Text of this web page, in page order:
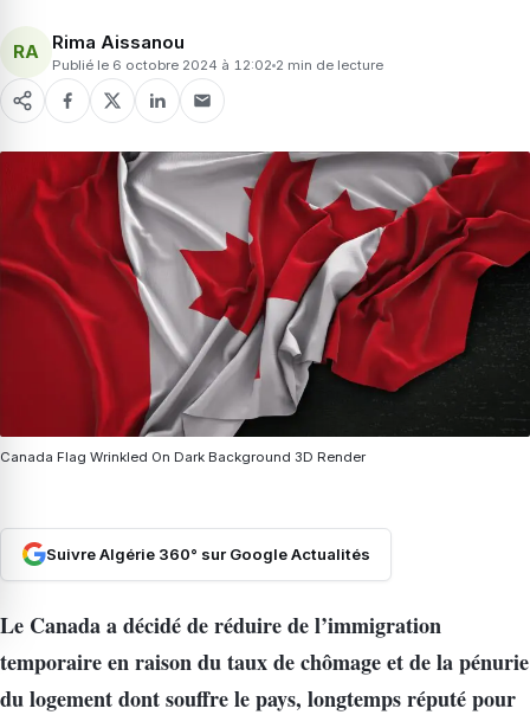
RA Rima Aissanou
Publié le 6 octobre 2024 à 12:02 2 min de lecture
Canada Flag Wrinkled On Dark Background 3D Render
Suivre Algérie 360° sur Google Actualités
Le Canada a décidé de réduire de l’immigration
temporaire en raison du taux de chômage et de la pénurie
du logement dont souffre le pays, longtemps réputé pour